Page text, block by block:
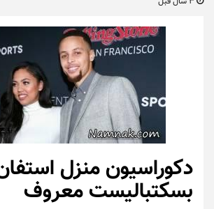
دکوراسیون منزل
بسکتبالیست معروف